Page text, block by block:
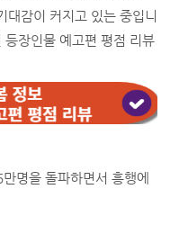
대감이 커지고 있는 중입니
장인물 예고편 평점 리뷰
명을 돌파하면서 흥행에